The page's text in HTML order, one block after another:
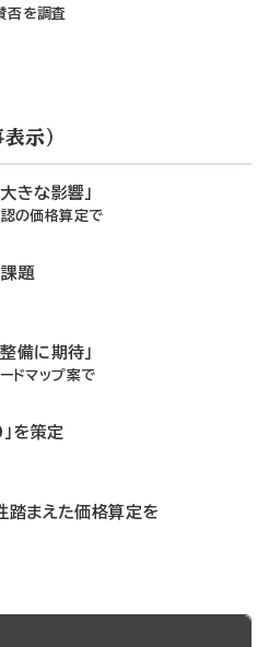
否を調査
示）
きな影響」
の価格算定で
題
備に期待」
ドマップ案で
を策定
踏まえた価格算定を